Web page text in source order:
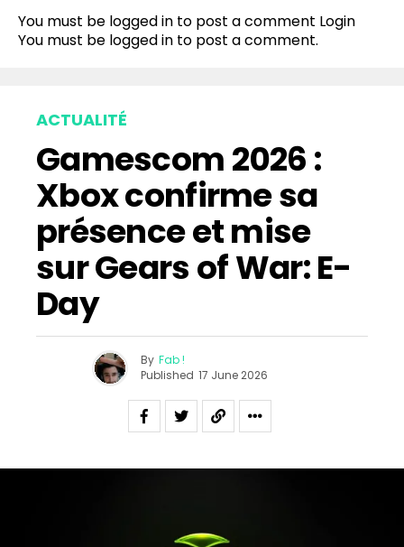
You must be logged in to post a comment Login
You must be logged in to post a comment.
ACTUALITÉ
Gamescom 2026 :
Xbox confirme sa
présence et mise
sur Gears of War: E-
Day
By Fab !
Published 17 June 2026